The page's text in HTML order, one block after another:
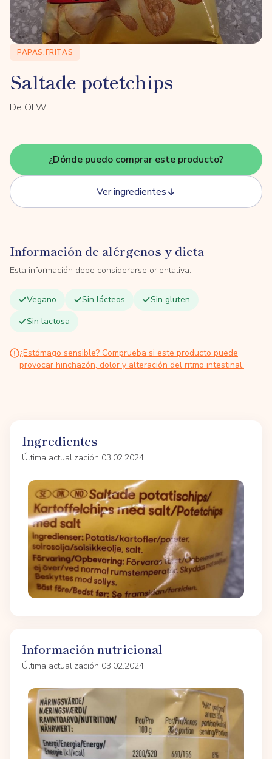
PAPAS.FRITAS
Saltade potetchips
De OLW
¿Dónde puedo comprar este producto?
Ver ingredientes
Información de alérgenos y dieta
Esta información debe considerarse orientativa.
Vegano Sin lácteos
Sin gluten
Sin lactosa
¿Estómago sensible? Comprueba si este producto puede
provocar hinchazón, dolor y alteración del ritmo intestinal.
Ingredientes
Última actualización 03.02.2024
Información nutricional
Última actualización 03.02.2024